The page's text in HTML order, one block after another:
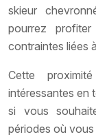
skieur
pourrez
contraintes liées
Cette
intéressantes en
si vous
périodes où vous